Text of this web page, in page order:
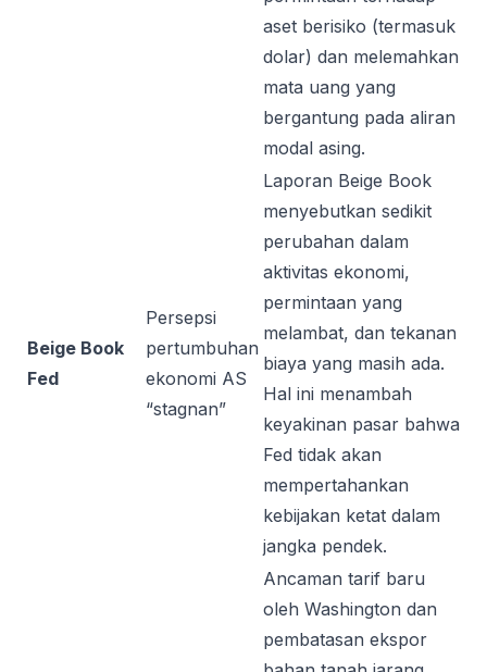
aset berisiko (termasuk
dolar) dan melemahkan
mata uang yang
bergantung pada aliran
modal asing.
Beige Book
Fed
Persepsi
pertumbuhan
ekonomi AS
“stagnan”
Laporan Beige Book
menyebutkan sedikit
perubahan dalam
aktivitas ekonomi,
permintaan yang
melambat, dan tekanan
biaya yang masih ada.
Hal ini menambah
keyakinan pasar bahwa
Fed tidak akan
mempertahankan
kebijakan ketat dalam
jangka pendek.
Ancaman tarif baru
oleh Washington dan
pembatasan ekspor